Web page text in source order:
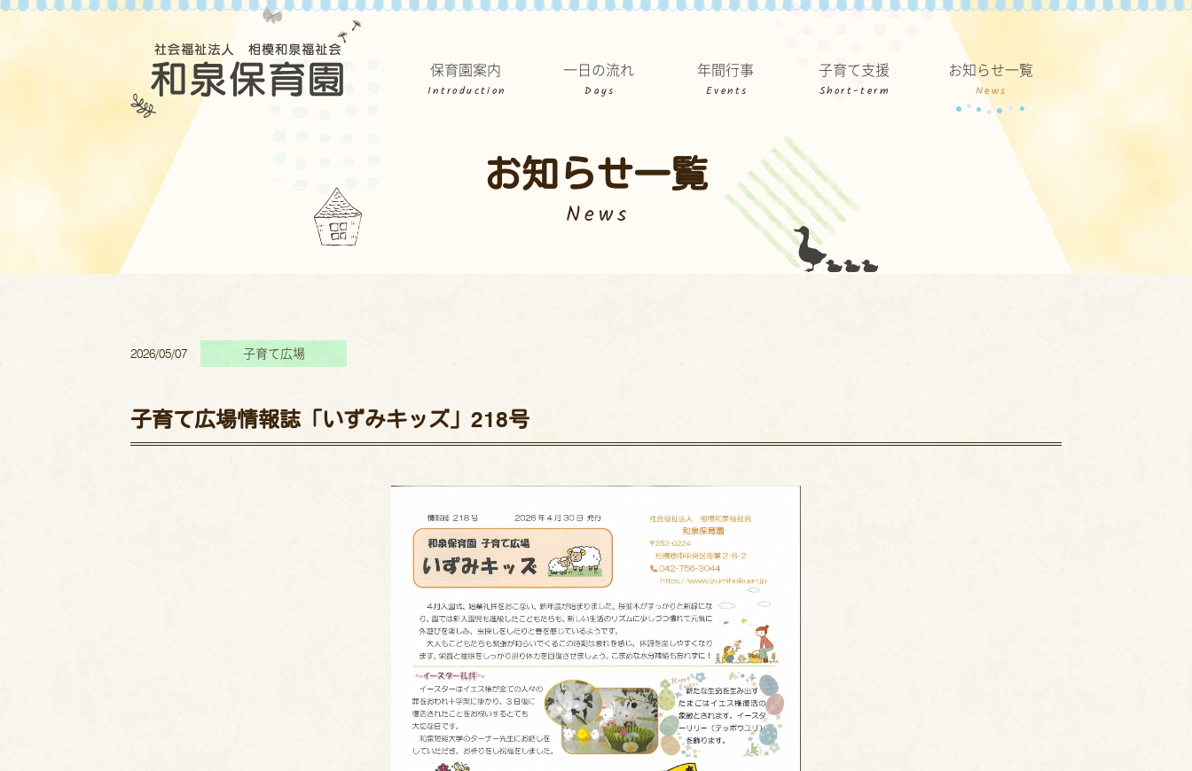
保育園案内
Introduction
一日の流れ
Days
年間行事
Events
子育て支援
Short-term
お知らせ一覧
News
お知らせ一覧
News
2026/05/07 子育て広場
子育て広場情報誌「いずみキッズ」218号